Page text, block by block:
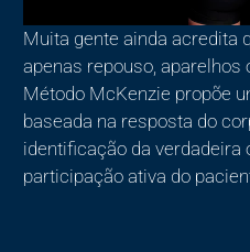
Muita gente ainda acredita
apenas repouso, aparelhos
Método McKenzie propõe
baseada na resposta do
identificação da
participação ativa do